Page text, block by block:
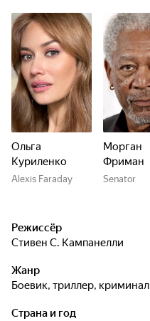
Ольга
Куриленко
Alexis Faraday
Морган
Фриман
Senator
Режиссёр
Стивен С. Кампанелли
Жанр
боевик, триллер, криминал
Страна и год